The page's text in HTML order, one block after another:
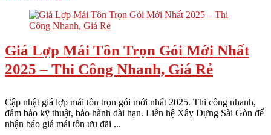
Giá Lợp Mái Tôn Trọn Gói Mới Nhất
2025 – Thi Công Nhanh, Giá Rẻ
Cập nhật giá lợp mái tôn trọn gói mới nhất 2025. Thi công nhanh,
đảm bảo kỹ thuật, bảo hành dài hạn. Liên hệ Xây Dựng Sài Gòn để
nhận báo giá mái tôn ưu đãi ...